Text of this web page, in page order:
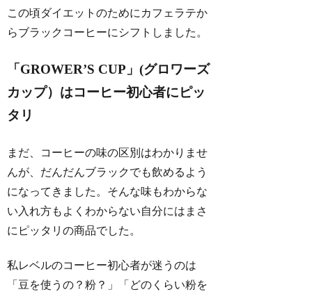
この頃ダイエットのためにカフェラテか
らブラックコーヒーにシフトしました。
「GROWER’S CUP」(グロワーズ
カップ）はコーヒー初心者にピッ
タリ
まだ、コーヒーの味の区別はわかりませ
んが、だんだんブラックでも飲めるよう
になってきました。そんな味もわからな
い入れ方もよくわからない自分にはまさ
にピッタリの商品でした。
私レベルのコーヒー初心者が迷うのは
「豆を使うの？粉？」「どのくらい粉を